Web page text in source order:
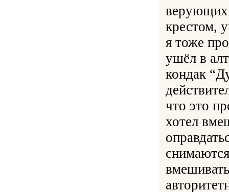
верующих
крестом,
я тоже
ушёл в
кондак
что это
хотел